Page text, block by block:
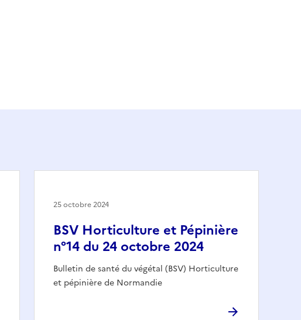
BSV Horticulture et Pépinière
n°14 du 24 octobre 2024
Bulletin de santé du végétal (BSV) Horticulture
et pépinière de Normandie
25 octobre 2024